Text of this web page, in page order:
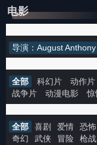
电影
导演：August
全部
科幻片 动作片
战争片
动漫电影 惊
全部
喜剧 爱情 恐怖
奇幻
武侠 冒险 枪战